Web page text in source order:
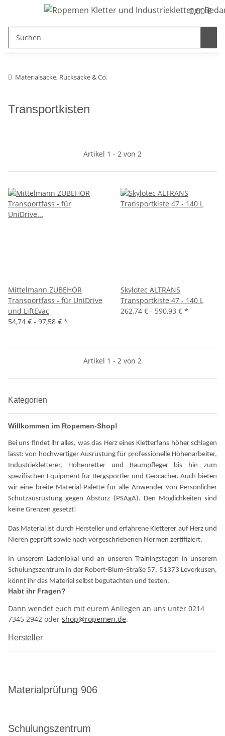
0,00 €
Materialsäcke, Rucksäcke & Co.
Transportkisten
Artikel 1 - 2 von 2
Mittelmann ZUBEHÖR
Transportfass - für UniDrive
und LiftEvac
54,74 € - 97,58 € *
Skylotec ALTRANS
Transportkiste 47 - 140 L
262,74 € - 590,93 € *
Artikel 1 - 2 von 2
Kategorien
Willkommen im Ropemen-Shop!
Bei uns findet ihr alles, was das Herz eines Kletterfans höher schlagen
lässt: von hochwertiger Ausrüstung für professionelle Höhenarbeiter,
Industriekletterer, Höhenretter und Baumpfleger bis hin zum
spezifischen Equipment für Bergsportler und Geocacher. Auch bieten
wir eine breite Material-Palette für alle Anwender von Persönlicher
Schutzausrüstung gegen Absturz (PSAgA). Den Möglichkeiten sind
keine Grenzen gesetzt!
Das Material ist durch Hersteller und erfahrene Kletterer auf Herz und
Nieren geprüft sowie nach vorgeschriebenen Normen zertifiziert.
In unserem Ladenlokal und an unseren Trainingstagen in unserem
Schulungszentrum in der Robert-Blum-Straße 57, 51373 Leverkusen,
könnt ihr das Material selbst begutachten und testen.
Habt ihr Fragen?
Dann wendet euch mit eurem Anliegen an uns unter 0214
7345 2942 oder shop@ropemen.de.
Hersteller
Materialprüfung 906
Schulungszentrum